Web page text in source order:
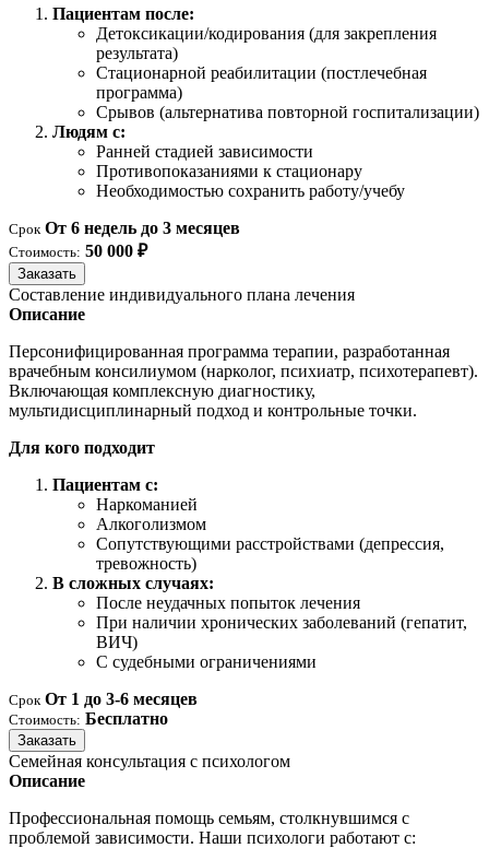
Пациентам после:
Детоксикации/кодирования (для закрепления
результата)
Стационарной реабилитации (постлечебная
программа)
Срывов (альтернатива повторной госпитализации)
Людям с:
Ранней стадией зависимости
Противопоказаниями к стационару
Необходимостью сохранить работу/учебу
Срок От 6 недель до 3 месяцев
Стоимость: 50 000 ₽
Заказать
Составление индивидуального плана лечения
Описание
Персонифицированная программа терапии, разработанная
врачебным консилиумом (нарколог, психиатр, психотерапевт).
Включающая комплексную диагностику,
мультидисциплинарный подход и контрольные точки.
Для кого подходит
Пациентам с:
Наркоманией
Алкоголизмом
Сопутствующими расстройствами (депрессия,
тревожность)
В сложных случаях:
После неудачных попыток лечения
При наличии хронических заболеваний (гепатит,
ВИЧ)
С судебными ограничениями
Срок От 1 до 3-6 месяцев
Стоимость: Бесплатно
Заказать
Семейная консультация с психологом
Описание
Профессиональная помощь семьям, столкнувшимся с
проблемой зависимости. Наши психологи работают с: